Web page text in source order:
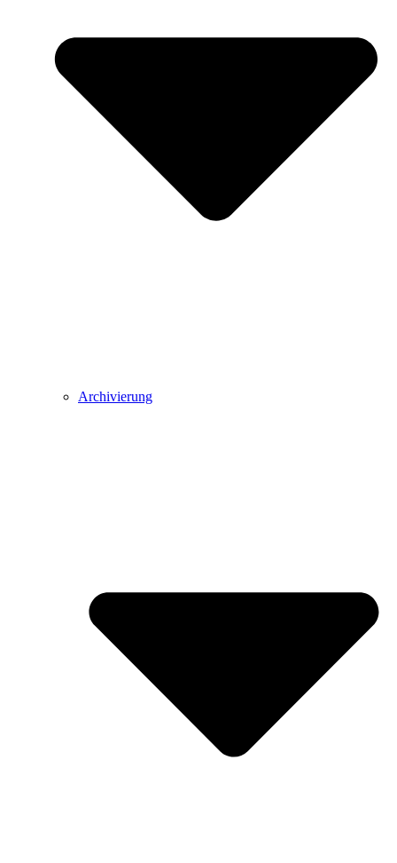
Archivierung